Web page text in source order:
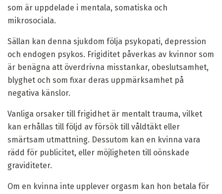
som är uppdelade i mentala, somatiska och
mikrosociala.
Sällan kan denna sjukdom följa psykopati, depression
och endogen psykos. Frigiditet påverkas av kvinnor som
är benägna att överdrivna misstankar, obeslutsamhet,
blyghet och som fixar deras uppmärksamhet på
negativa känslor.
Vanliga orsaker till frigidhet är mentalt trauma, vilket
kan erhållas till följd av försök till våldtäkt eller
smärtsam utmattning. Dessutom kan en kvinna vara
rädd för publicitet, eller möjligheten till oönskade
graviditeter.
Om en kvinna inte upplever orgasm kan hon betala för